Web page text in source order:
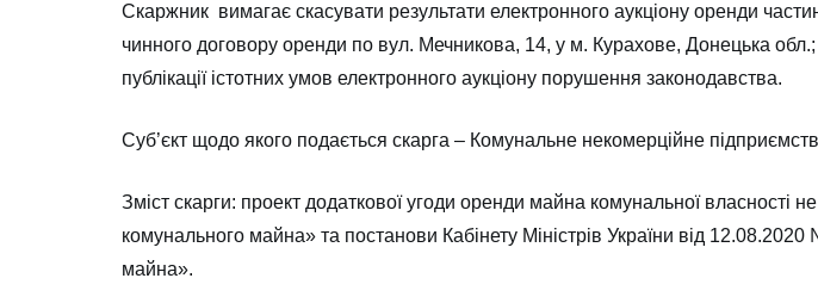
Скаржник вимагає скасувати результати електронного аукціону оренди
чинного договору оренди по вул. Мечникова, 14, у м. Курахове, Донецька
публікації істотних умов електронного аукціону порушення законодавства.
Суб’єкт щодо якого подається скарга – Комунальне некомерційне
Зміст скарги: проект додаткової угоди оренди майна комунальної
комунального майна» та постанови Кабінету Міністрів України від
майна».